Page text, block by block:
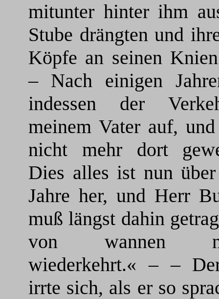
mitunter hinter ihm
Stube drängten und
Köpfe an seinen
– Nach einigen
indessen der
meinem Vater auf,
nicht mehr dort
Dies alles ist nun
Jahre her, und Herr
muß längst dahin
von wannen
wiederkehrt.« – –
irrte sich, als er so